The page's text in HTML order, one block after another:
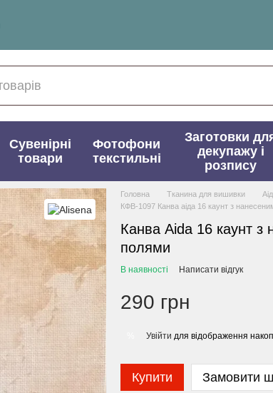
Сувенірні
товари
Фотофони
текстильні
Заготовки
декупажу і
розпису
Головна Тканина для вишивки
КФВ-1097 Канва аіда 16 каунт з
Канва Aida 16 каунт
полями
В наявності Написати відгук
290 грн
Увійти для відображення
Купити Замовити